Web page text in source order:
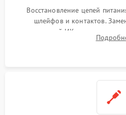
Восстановление цепей
шлейфов и контактов.
неисправной ИК-подсветки или
очистка плат и удаление